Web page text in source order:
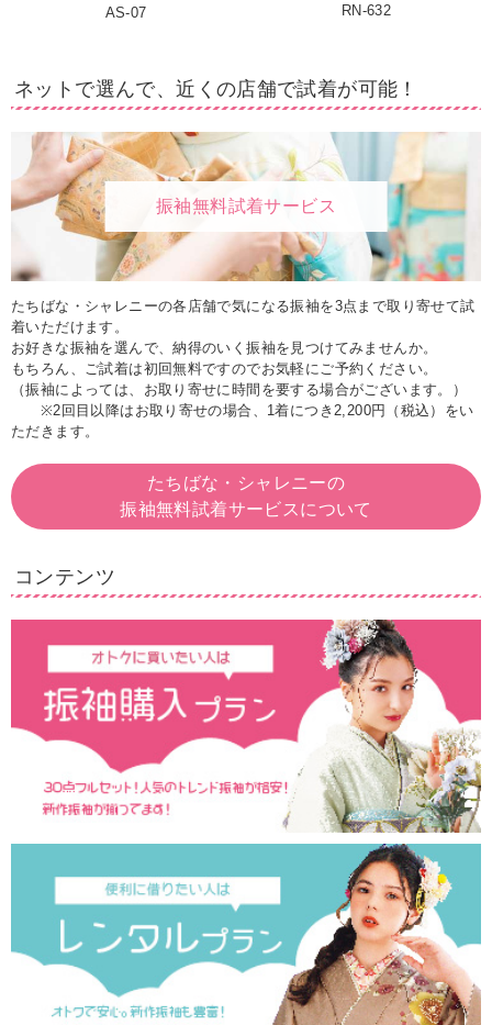
AS-07 RN-632
ネットで選んで、近くの店舗で試着が可能！
振袖無料試着サービス
たちばな・シャレニーの各店舗で気になる振袖を3点まで取り寄せて試
着いただけます。
お好きな振袖を選んで、納得のいく振袖を見つけてみませんか。
もちろん、ご試着は初回無料ですのでお気軽にご予約ください。
（振袖によっては、お取り寄せに時間を要する場合がございます。）
※2回目以降はお取り寄せの場合、1着につき2,200円（税込）をい
ただきます。
たちばな・シャレニーの
振袖無料試着サービスについて
コンテンツ